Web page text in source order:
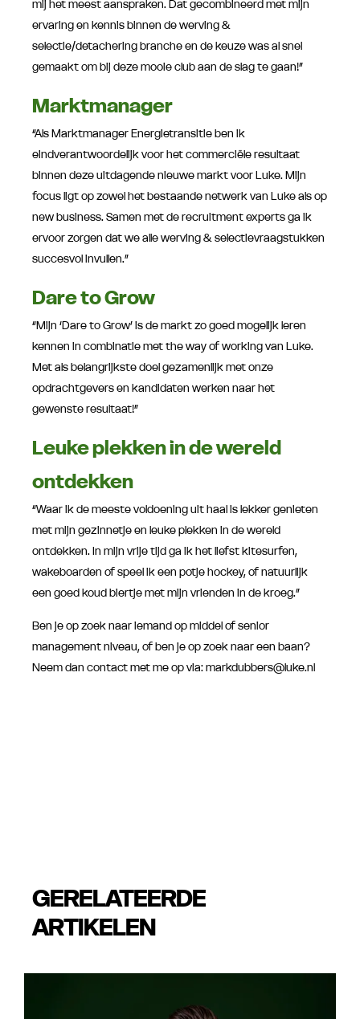
mij het meest aanspraken. Dat gecombineerd met mijn
ervaring en kennis binnen de werving &
selectie/detachering branche en de keuze was al snel
gemaakt om bij deze mooie club aan de slag te gaan!”
Marktmanager
“Als Marktmanager Energietransitie ben ik
eindverantwoordelijk voor het commerciële resultaat
binnen deze uitdagende nieuwe markt voor Luke. Mijn
focus ligt op zowel het bestaande netwerk van Luke als op
new business. Samen met de recruitment experts ga ik
ervoor zorgen dat we alle werving & selectievraagstukken
succesvol invullen.”
Dare to Grow
“Mijn ‘Dare to Grow’ is de markt zo goed mogelijk leren
kennen in combinatie met the way of working van Luke.
Met als belangrijkste doel gezamenlijk met onze
opdrachtgevers en kandidaten werken naar het
gewenste resultaat!”
Leuke plekken in de wereld
ontdekken
“Waar ik de meeste voldoening uit haal is lekker genieten
met mijn gezinnetje en leuke plekken in de wereld
ontdekken. In mijn vrije tijd ga ik het liefst kitesurfen,
wakeboarden of speel ik een potje hockey, of natuurlijk
een goed koud biertje met mijn vrienden in de kroeg.”
Ben je op zoek naar iemand op middel of senior
management niveau, of ben je op zoek naar een baan?
Neem dan contact met me op via: markdubbers@luke.nl
GERELATEERDE
ARTIKELEN